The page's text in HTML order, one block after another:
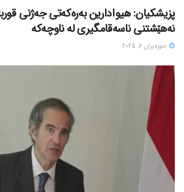
پزیشکیان: هیوادارین بەرەکەتی جەژنی
نەهێشتنی ناسەقامگیری لە ناوچەکە
حوزه‌یران 6, 2025